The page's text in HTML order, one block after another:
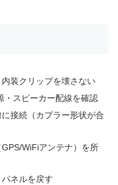
装クリップを壊さない
・スピーカー配線を確認
接続（カプラー形状が合
WiFiアンテナ）を所
ネルを戻す